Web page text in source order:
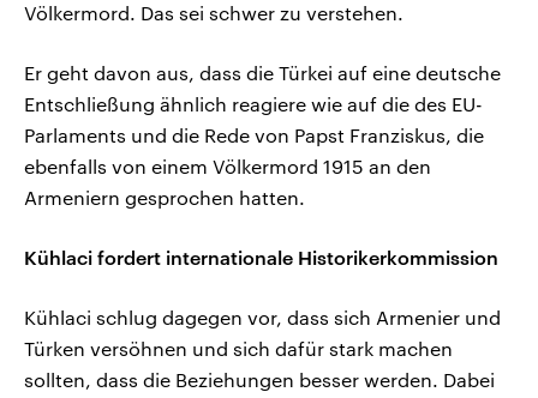
Völkermord. Das sei schwer zu verstehen.
Er geht davon aus, dass die Türkei auf eine deutsche
Entschließung ähnlich reagiere wie auf die des EU-
Parlaments und die Rede von Papst Franziskus, die
ebenfalls von einem Völkermord 1915 an den
Armeniern gesprochen hatten.
Kühlaci fordert internationale Historikerkommission
Kühlaci schlug dagegen vor, dass sich Armenier und
Türken versöhnen und sich dafür stark machen
sollten, dass die Beziehungen besser werden. Dabei